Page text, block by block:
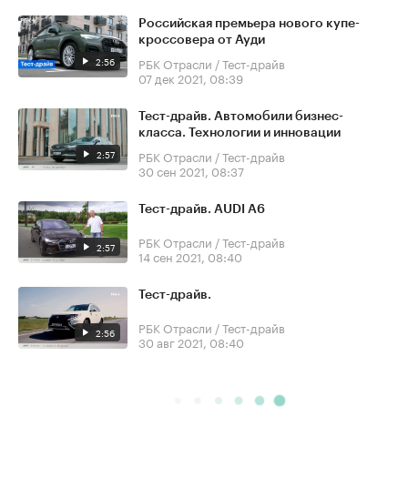
2:56
Российская премьера нового купе-
кроссовера от Ауди
РБК Отрасли / Тест-драйв
07 дек 2021, 08:39
2:57
Тест-драйв. Автомобили бизнес-
класса. Технологии и инновации
РБК Отрасли / Тест-драйв
30 сен 2021, 08:37
2:57
Тест-драйв. AUDI A6
РБК Отрасли / Тест-драйв
14 сен 2021, 08:40
2:56
Тест-драйв.
РБК Отрасли / Тест-драйв
30 авг 2021, 08:40